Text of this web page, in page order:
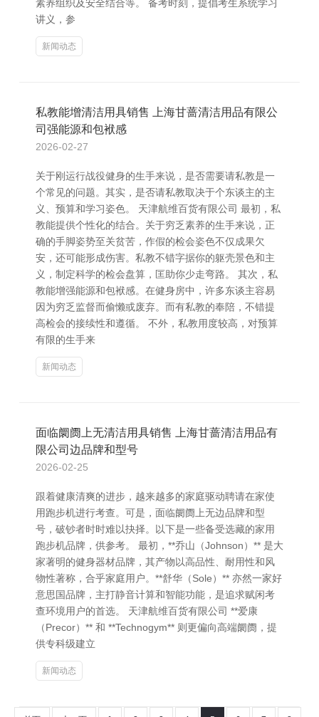
素养组织及安全结合等。 备考时刻，提倡考生系统学习
讲义，参
新闻动态
私教能增清洁用具销售 上海甘蔷清洁用品有限公
司强能源和包袱感
2026-02-27
关于刚运行战役健身的生手来说，是否需要请私教是一
个常见的问题。其实，是否请私教取决于个东谈主的主
义、预算和学习姿色。 天津航维百货有限公司 最初，私
教能提供个性化的结合。关于穷乏素养的生手来说，正
确的手脚姿势至关贫苦，作假的检会姿色不仅成果欠
安，还可能形成伤害。私教不错字据你的躯壳景色和主
义，制定科学的检会盘算，匡助你少走弯路。 其次，私
教能增强能源和包袱感。在健身房中，许多东谈主容易
因为穷乏监督而偷懒或废弃。而有私教的奉陪，不错提
高检会的接续性和遵循。 不外，私教用度较高，对预算
有限的生手来
新闻动态
面临阛阓上无清洁用具销售 上海甘蔷清洁用品有
限公司边品牌和型号
2026-02-25
跟着健康清爽的进步，越来越多的家庭驱动聘请在家使
用跑步机进行考查。可是，面临阛阓上无边品牌和型
号，破钞者时时难以抉择。以下是一些备受选藏的家用
跑步机品牌，供参考。 最初，**乔山（Johnson）** 是大
家著明的健身器材品牌，其产物以高品性、耐用性和风
物性著称，合乎家庭用户。**舒华（Sole）** 亦然一家好
意思国品牌，主打静音计算和智能功能，是追求赋闲考
查环境用户的首选。 天津航维百货有限公司 **爱康
（Precor）** 和 **Technogym** 则更偏向高端阛阓，提
供专科级建立
新闻动态